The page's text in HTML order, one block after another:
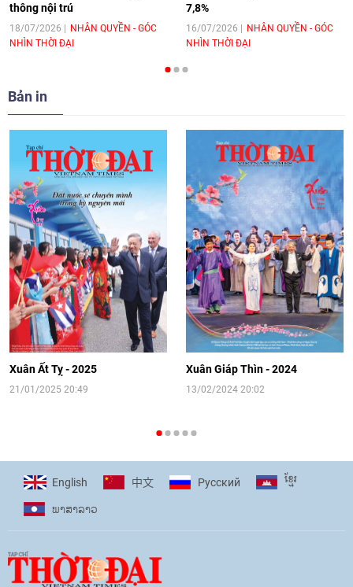
[Video] Trao tặng Kỷ niệm chương "Vì
hòa bình, hữu nghị giữa các dân tộc"
cho Đại sứ Hungary tại Việt Nam
[Video] Nhân dân Việt Nam luôn trân
trọng tình cảm của nước Nga
08:02 | 13/06/2026
Video: Cơ hội giao lưu quốc tế cho học
sinh Việt Nam tại trại hè Artek
14:41|12/06/2026
[Video] Đối ngoại nhân dân Thủ đô
hướng tới kết nối hiệu quả nguồn lực
người Việt Nam ở nước ngoài
16:58|10/06/2026
phó với biến đổi khí hậu
17:07|09/06/2026
[Video] Lào dành ưu tiên hàng đầu cho
thông nội trú
18/07/2026
NHÂN QUYỀN - GÓC
NHÌN THỜI ĐẠI
7,8%
16/07/2026
NHÂN QUYỀN - GÓC
NHÌN THỜI ĐẠI
Bản in
Xuân Ất Tỵ - 2025
21/01/2025 20:49
Xuân Giáp Thìn - 2024
13/02/2024 20:02
English 中文 Pусский ខ្មែរ
ພາ​ສາ​ລາວ